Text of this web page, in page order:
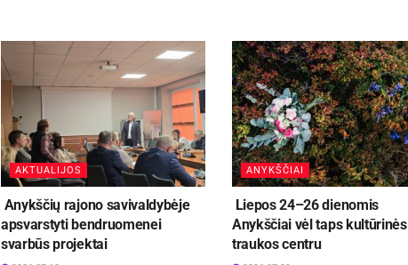
AKTUALIJOS
Anykščių rajono savivaldybėje
apsvarstyti bendruomenei
svarbūs projektai
ANYKŠČIAI
Liepos 24–26 dienomis
Anykščiai vėl taps kultūrinės
traukos centru